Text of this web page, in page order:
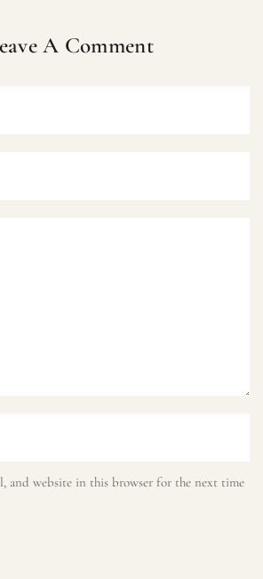
A Comment
and website in this browser for the next time